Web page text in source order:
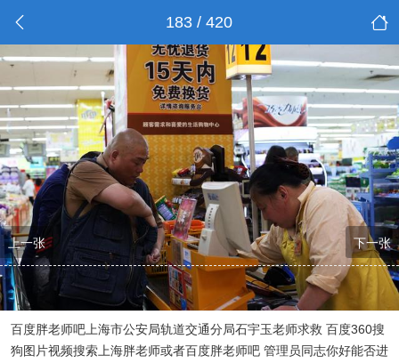
183 / 420
上一张 下一张
百度胖老师吧上海市公安局轨道交通分局石宇玉老师求救 百度360搜
狗图片视频搜索上海胖老师或者百度胖老师吧 管理员同志你好能否进